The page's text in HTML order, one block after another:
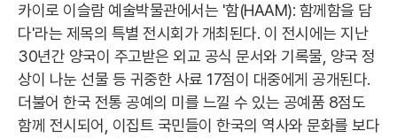
카이로 이슬람 예술박물관에서는 '함(HAAM): 함께함을 담
다'라는 제목의 특별 전시회가 개최된다. 이 전시에는 지난
30년간 양국이 주고받은 외교 공식 문서와 기록물, 양국 정
상이 나눈 선물 등 귀중한 사료 17점이 대중에게 공개된다.
더불어 한국 전통 공예의 미를 느낄 수 있는 공예품 8점도
함께 전시되어, 이집트 국민들이 한국의 역사와 문화를 보다